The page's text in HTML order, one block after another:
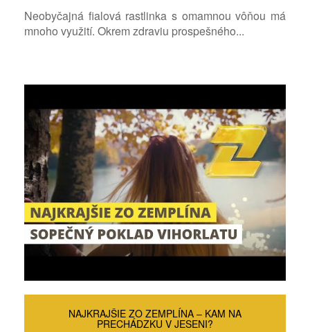
Neobyčajná fialová rastlinka s omamnou vôňou má
mnoho využití. Okrem zdraviu prospešného...
NAJKRAJŠIE ZO ZEMPLÍNA – KAM NA
PRECHÁDZKU V JESENI?